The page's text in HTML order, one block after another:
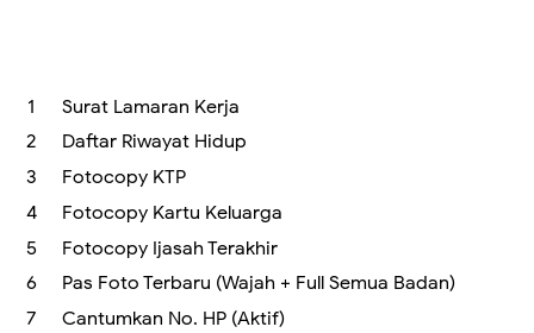
Surat Lamaran Kerja
Daftar Riwayat Hidup
Fotocopy KTP
Fotocopy Kartu Keluarga
Fotocopy Ijasah Terakhir
Pas Foto Terbaru (Wajah + Full Semua Badan)
Cantumkan No. HP (Aktif)